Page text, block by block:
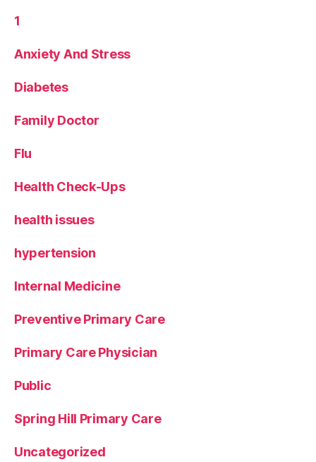
1
Anxiety And Stress
Diabetes
Family Doctor
Flu
Health Check-Ups
health issues
hypertension
Internal Medicine
Preventive Primary Care
Primary Care Physician
Public
Spring Hill Primary Care
Uncategorized